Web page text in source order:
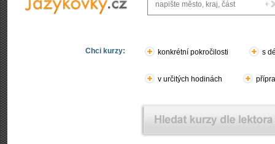
Chci kurzy: konkrétní pokročilosti s
v určitých hodinách